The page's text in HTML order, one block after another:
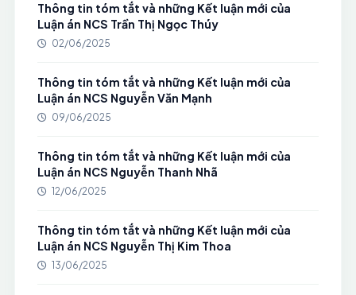
Thông tin tóm tắt và những Kết luận mới của
Luận án NCS Trần Thị Ngọc Thúy
02/06/2025
Thông tin tóm tắt và những Kết luận mới của
Luận án NCS Nguyễn Văn Mạnh
09/06/2025
Thông tin tóm tắt và những Kết luận mới của
Luận án NCS Nguyễn Thanh Nhã
12/06/2025
Thông tin tóm tắt và những Kết luận mới của
Luận án NCS Nguyễn Thị Kim Thoa
13/06/2025